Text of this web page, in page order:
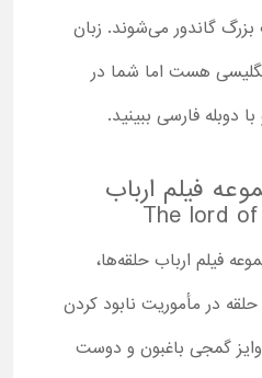
گاندور می‌شوند. زبان
هست اما شما در
دوبله فارسی ببینید.
فیلم ارباب
فیلم ارباب حلقه‌ها،
در مأموریت نابود کردن
گمجی باغبون و دوست